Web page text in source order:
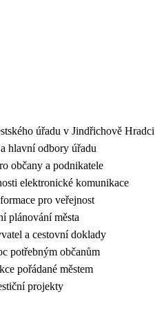
úřadu v Jindřichově Hradci
hlavní odbory úřadu
občany a podnikatele
elektronické komunikace
pro veřejnost
plánování města
a cestovní doklady
potřebným občanům
pořádané městem
projekty